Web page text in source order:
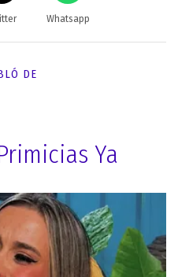
Whatsapp
DE
Ya